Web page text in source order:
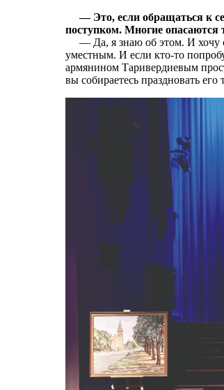
— Это, если обращаться к
поступком. Многие опасаются
— Да, я знаю об этом. И хочу
уместным. И если кто-то
армянином Таривердиевым
вы собираетесь праздновать его